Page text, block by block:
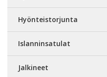
Hyönteistorjunta
Islanninsatulat
Jalkineet